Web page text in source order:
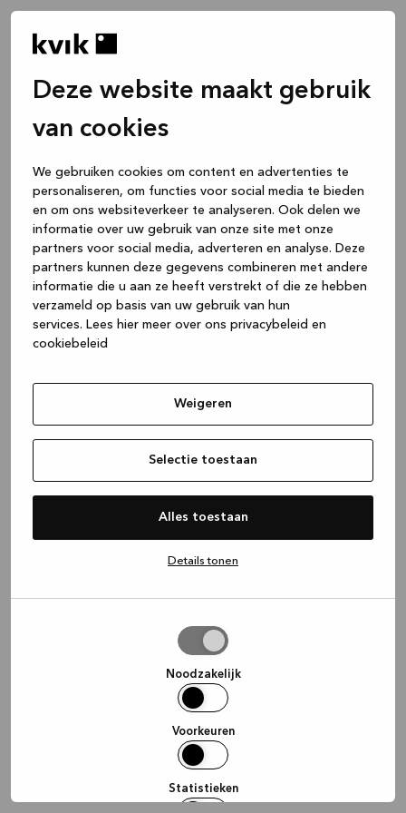
Deze website maakt gebruik
van cookies
We gebruiken cookies om content en advertenties te
personaliseren, om functies voor social media te bieden
en om ons websiteverkeer te analyseren. Ook delen we
informatie over uw gebruik van onze site met onze
partners voor social media, adverteren en analyse. Deze
partners kunnen deze gegevens combineren met andere
informatie die u aan ze heeft verstrekt of die ze hebben
verzameld op basis van uw gebruik van hun
services. Lees hier meer over ons privacybeleid en
cookiebeleid
Weigeren
Selectie toestaan
Alles toestaan
Details tonen
Noodzakelijk
Voorkeuren
Statistieken
(see the browser console for more
information).